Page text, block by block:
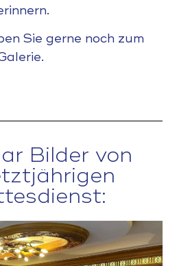
Sie gerne noch zum
Bilder von